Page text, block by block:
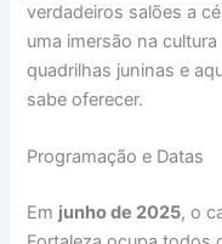
verdadeiros salões a
uma imersão na
quadrilhas juninas e
sabe oferecer.
Programação e Datas
Em junho de 2025, o